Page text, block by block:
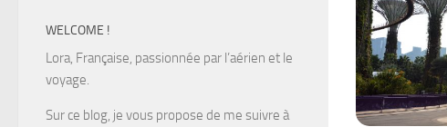
WELCOME !
Lora, Française, passionnée par l’aérien et le
voyage.
Sur ce blog, je vous propose de me suivre à